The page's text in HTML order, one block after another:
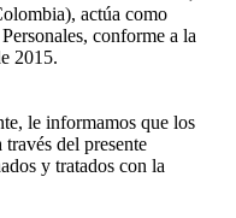
actúa como
conforme a la
2015.
le informamos que los
través del presente
y tratados con la